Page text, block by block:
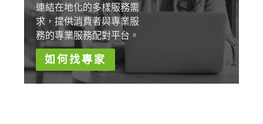
連結在地化的多樣服務需
求，提供消費者與專業服
務的專業服務配對平台。
如何找專家